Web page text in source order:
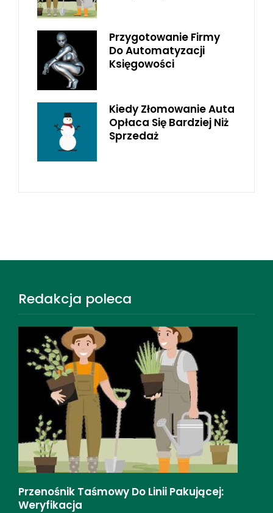
Przygotowanie Firmy
Do Automatyzacji
Księgowości
Kiedy Złomowanie Auta
Opłaca Się Bardziej Niż
Sprzedaż
Redakcja poleca
Do Linii Pakującej:
Przygotowanie